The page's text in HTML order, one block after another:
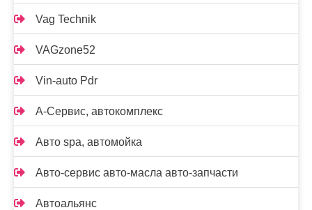
Vag Technik
VAGzone52
Vin-auto Pdr
А-Сервис, автокомплекс
Авто spa, автомойка
Авто-сервис авто-масла авто-запчасти
Автоальянс